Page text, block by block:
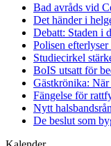
Bad avråds vid
Det händer i
Debatt: Staden i
Polisen
Studiecirkel
BoIS utsatt för
Gästkrönika: När
Fängelse för
Nytt
De beslut som